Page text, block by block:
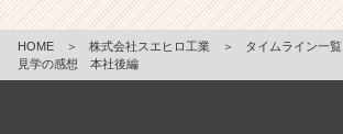
HOME ＞ 株式会社スエヒロ工業 ＞ タイムライン一覧
見学の感想 本社後編